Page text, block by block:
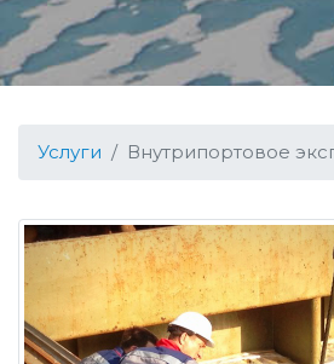
Услуги Внутрипортовое